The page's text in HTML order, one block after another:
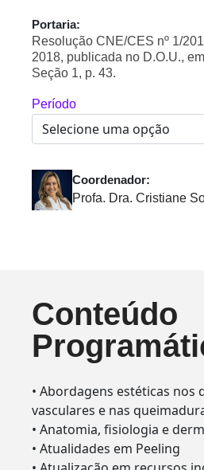
Portaria:
Resolução CNE/CES nº 1/
2018, publicada no D.O.U.,
Seção 1, p. 43.
Período
Coordenador:
Profa. Dra. Cristiane
Conteúdo
• Abordagens estéticas nos
vasculares e nas
• Anatomia, fisiologia e
• Atualidades em Peeling